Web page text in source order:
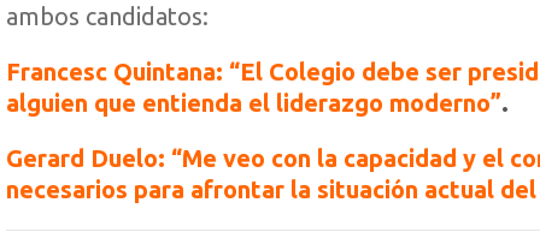
ambos candidatos:
Francesc Quintana: “El Colegio debe ser
alguien que entienda el liderazgo moderno”.
Gerard Duelo: “Me veo con la capacidad y el
necesarios para afrontar la situación actual del